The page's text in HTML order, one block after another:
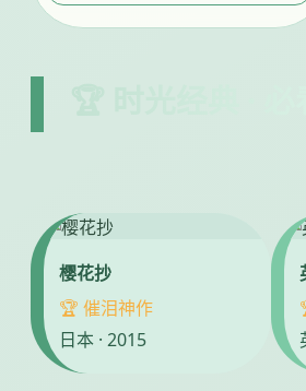
樱花抄
🏆 催泪神作
日本 · 2015